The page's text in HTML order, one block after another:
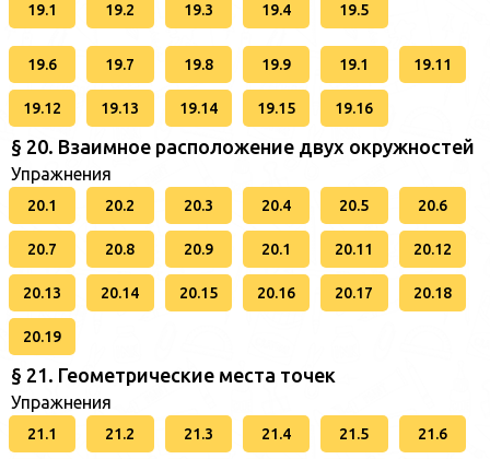
19.1 19.2 19.3 19.4 19.5
19.6 19.7 19.8 19.9 19.1 19.11
19.12 19.13 19.14 19.15 19.16
§ 20. Взаимное расположение двух окружностей
Упражнения
20.1 20.2 20.3 20.4 20.5 20.6
20.7 20.8 20.9 20.1 20.11 20.12
20.13 20.14 20.15 20.16 20.17 20.18
20.19
§ 21. Геометрические места точек
Упражнения
21.1 21.2 21.3 21.4 21.5 21.6